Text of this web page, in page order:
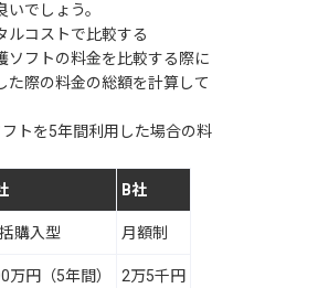
でしょう。
ルコストで比較する
ソフトの料金を比較する際に
た際の料金の総額を計算して
トを5年間利用した場合の料
B社
購入型 月額制
万円（5年間） 2万5千円